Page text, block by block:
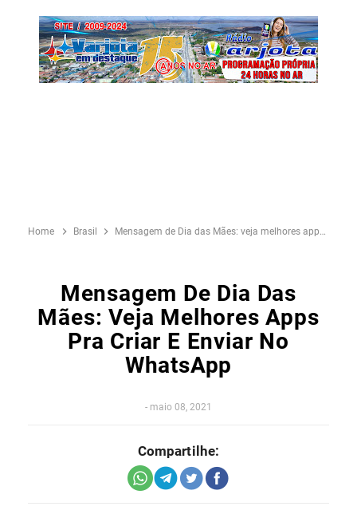
Home Brasil Mensagem de Dia das Mães: veja melhores apps pra criar e enviar no WhatsApp
Mensagem De Dia Das
Mães: Veja Melhores Apps
Pra Criar E Enviar No
WhatsApp
- maio 08, 2021
Compartilhe: